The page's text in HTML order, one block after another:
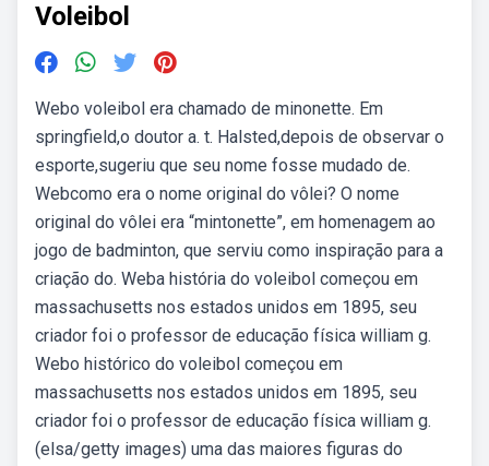
Voleibol
Webo voleibol era chamado de minonette. Em
springfield,o doutor a. t. Halsted,depois de observar o
esporte,sugeriu que seu nome fosse mudado de.
Webcomo era o nome original do vôlei? O nome
original do vôlei era “mintonette”, em homenagem ao
jogo de badminton, que serviu como inspiração para a
criação do. Weba história do voleibol começou em
massachusetts nos estados unidos em 1895, seu
criador foi o professor de educação física william g.
Webo histórico do voleibol começou em
massachusetts nos estados unidos em 1895, seu
criador foi o professor de educação física william g.
(elsa/getty images) uma das maiores figuras do